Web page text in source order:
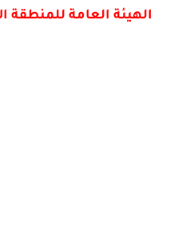
الهيئة العامة للمنطقة